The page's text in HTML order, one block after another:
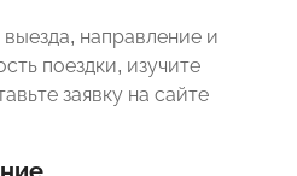
направление и
поездки, изучите
заявку на сайте